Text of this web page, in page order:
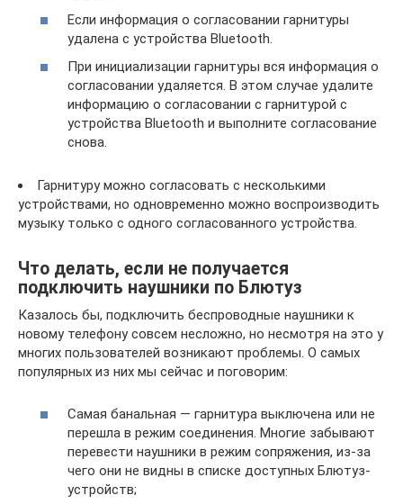
Если информация о согласовании гарнитуры
удалена с устройства Bluetooth.
При инициализации гарнитуры вся информация о
согласовании удаляется. В этом случае удалите
информацию о согласовании с гарнитурой с
устройства Bluetooth и выполните согласование
снова.
Гарнитуру можно согласовать с несколькими
устройствами, но одновременно можно воспроизводить
музыку только с одного согласованного устройства.
Что делать, если не получается
подключить наушники по Блютуз
Казалось бы, подключить беспроводные наушники к
новому телефону совсем несложно, но несмотря на это у
многих пользователей возникают проблемы. О самых
популярных из них мы сейчас и поговорим:
Самая банальная — гарнитура выключена или не
перешла в режим соединения. Многие забывают
перевести наушники в режим сопряжения, из-за
чего они не видны в списке доступных Блютуз-
устройств;